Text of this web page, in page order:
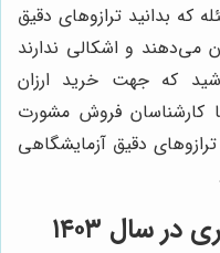
که بدانید ترازوهای دقیق
می‌دهند و اشکالی ندارند
که جهت خرید ارزان
کارشناسان فروش مشورت
دقیق آزمایشگاهی
سال ۱۴۰۳